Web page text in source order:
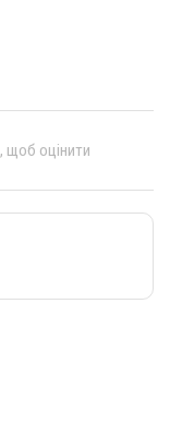
, щоб оцінити